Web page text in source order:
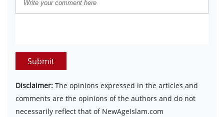
Submit
Disclaimer: The opinions expressed in the articles and
comments are the opinions of the authors and do not
necessarily reflect that of NewAgeIslam.com